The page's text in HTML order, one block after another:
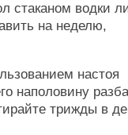
стаканом водки
на неделю,
настоя
наполовину
трижды в